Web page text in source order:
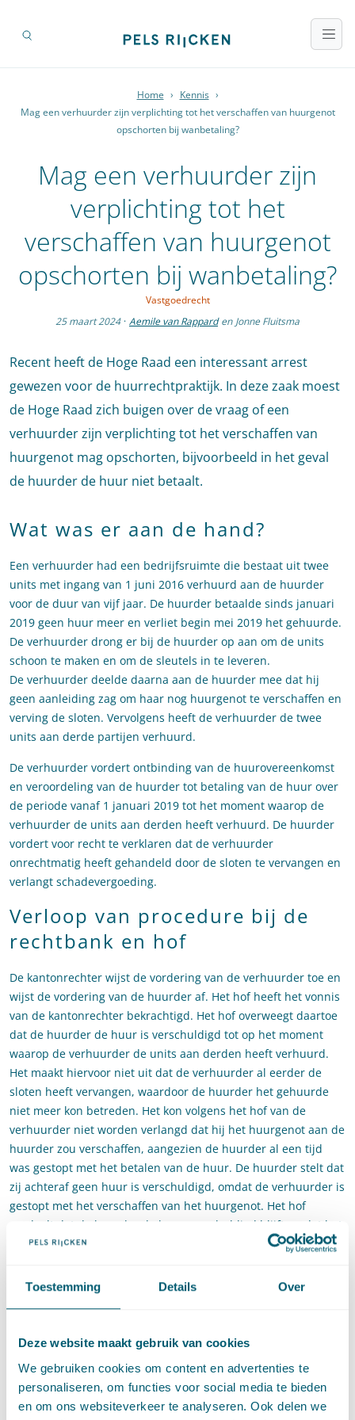
Toestemming Details Over
Deze website maakt gebruik van cookies
We gebruiken cookies om content en advertenties te
personaliseren, om functies voor social media te bieden
en om ons websiteverkeer te analyseren. Ook delen we
Home › Kennis ›
Mag een verhuurder zijn verplichting tot het verschaffen van huurgenot
opschorten bij wanbetaling?
Mag een verhuurder zijn
verplichting tot het
verschaffen van huurgenot
opschorten bij wanbetaling?
Vastgoedrecht
25 maart 2024 · Aemile van Rappard en Jonne Fluitsma
Recent heeft de Hoge Raad een interessant arrest
gewezen voor de huurrechtpraktijk. In deze zaak moest
de Hoge Raad zich buigen over de vraag of een
verhuurder zijn verplichting tot het verschaffen van
huurgenot mag opschorten, bijvoorbeeld in het geval
de huurder de huur niet betaalt.
Wat was er aan de hand?
Een verhuurder had een bedrijfsruimte die bestaat uit twee
units met ingang van 1 juni 2016 verhuurd aan de huurder
voor de duur van vijf jaar. De huurder betaalde sinds januari
2019 geen huur meer en verliet begin mei 2019 het gehuurde.
De verhuurder drong er bij de huurder op aan om de units
schoon te maken en om de sleutels in te leveren.
De verhuurder deelde daarna aan de huurder mee dat hij
geen aanleiding zag om haar nog huurgenot te verschaffen en
verving de sloten. Vervolgens heeft de verhuurder de twee
units aan derde partijen verhuurd.
De verhuurder vordert ontbinding van de huurovereenkomst
en veroordeling van de huurder tot betaling van de huur over
de periode vanaf 1 januari 2019 tot het moment waarop de
verhuurder de units aan derden heeft verhuurd. De huurder
vordert voor recht te verklaren dat de verhuurder
onrechtmatig heeft gehandeld door de sloten te vervangen en
verlangt schadevergoeding.
Verloop van procedure bij de
rechtbank en hof
De kantonrechter wijst de vordering van de verhuurder toe en
wijst de vordering van de huurder af. Het hof heeft het vonnis
van de kantonrechter bekrachtigd. Het hof overweegt daartoe
dat de huurder de huur is verschuldigd tot op het moment
waarop de verhuurder de units aan derden heeft verhuurd.
Het maakt hiervoor niet uit dat de verhuurder al eerder de
sloten heeft vervangen, waardoor de huurder het gehuurde
niet meer kon betreden. Het kon volgens het hof van de
verhuurder niet worden verlangd dat hij het huurgenot aan de
huurder zou verschaffen, aangezien de huurder al een tijd
was gestopt met het betalen van de huur. De huurder stelt dat
zij achteraf geen huur is verschuldigd, omdat de verhuurder is
gestopt met het verschaffen van het huurgenot. Het hof
oordeelt dat de huurder de huur verschuldigd blijft omdat het
handelen van de verhuurder gevolg is geweest van het feit dat
De Hoge Raad
vraag of sprake is van tegenover elkaar staande verplichtingen
in de zin van art. 6:262 lid 1 BW (een vereiste voor opzegging).
Vaak zal de uit de huurovereenkomst voortvloeiende (niet-
nagekomen) betalingsverplichting immers betrekking hebben